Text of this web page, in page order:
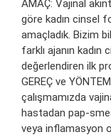
AMAÇ: Vajinal
göre kadın cinsel
amaçladık. Bizim
farklı ajanın
değerlendiren ilk
GEREÇ ve
çalışmamızda
hastadan pap-
veya inflamasyon